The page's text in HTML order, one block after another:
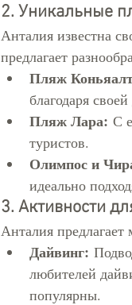
2. Уникальные
Анталия известна
предлагает
Пляж
благодаря
Пляж Лара: С
туристов.
Олимпос и
идеально
3. Активности
Анталия
Дайвинг:
любителей
популярны.